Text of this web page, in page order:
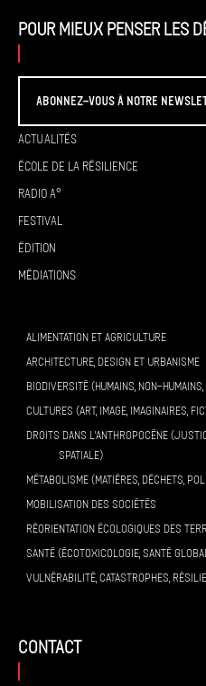
Pour mieux penser les
Abonnez-vous à Notre
Actualités
École de la résilience
Radio A°
Festival
Édition
Médiations
ALIMENTATION ET AGRICULTURE
ARCHITECTURE, DESIGN ET URBANISME
BIODIVERSITÉ (HUMAINS, NON-
CULTURES (ART, IMAGE, IMAGINAIRES,
DROITS DANS L’ANTHROPOCÈNE
SPATIALE)
MÉTABOLISME (MATIÈRES, DÉCHETS,
MOBILISATION DES SOCIÉTÉS
RÉORIENTATION ÉCOLOGIQUES DES
SANTÉ (ÉCOTOXICOLOGIE, SANTÉ
VULNÉRABILITÉ, CATASTROPHES,
contact